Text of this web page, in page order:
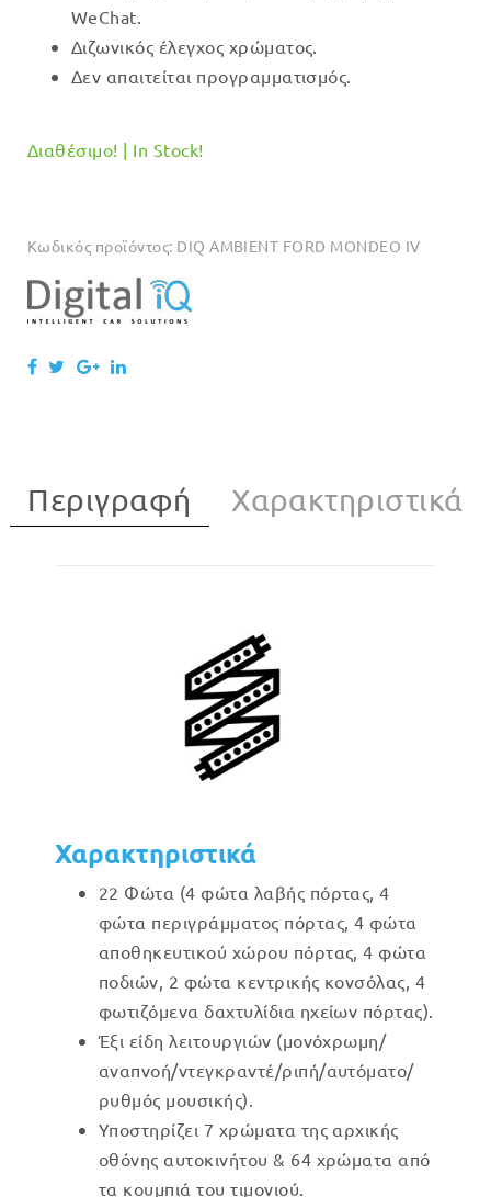
WeChat.
Διζωνικός έλεγχος χρώματος.
Δεν απαιτείται προγραμματισμός.
Διαθέσιμο! | In Stock!
Κωδικός προϊόντος: DIQ AMBIENT FORD MONDEO IV
Περιγραφή Χαρακτηριστικά
Χαρακτηριστικά
22 Φώτα (4 φώτα λαβής πόρτας, 4
φώτα περιγράμματος πόρτας, 4 φώτα
αποθηκευτικού χώρου πόρτας, 4 φώτα
ποδιών, 2 φώτα κεντρικής κονσόλας, 4
φωτιζόμενα δαχτυλίδια ηχείων πόρτας).
Έξι είδη λειτουργιών (μονόχρωμη/
αναπνοή/ντεγκραντέ/ριπή/αυτόματο/
ρυθμός μουσικής).
Υποστηρίζει 7 χρώματα της αρχικής
οθόνης αυτοκινήτου & 64 χρώματα από
τα κουμπιά του τιμονιού.